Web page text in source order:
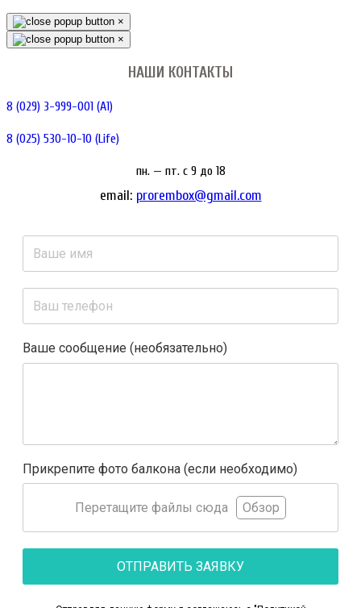
×
×
НАШИ КОНТАКТЫ
8 (029) 3-999-001 (A1)
8 (025) 530-10-10 (Life)
пн. — пт. c 9 до 18
email: prorembox@gmail.com
Ваше сообщение (необязательно)
Прикрепите фото балкона (если необходимо)
Перетащите файлы сюда Обзор
ОТПРАВИТЬ ЗАЯВКУ